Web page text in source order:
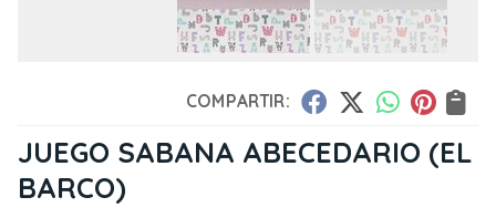
COMPARTIR:
JUEGO SABANA ABECEDARIO (EL
BARCO)